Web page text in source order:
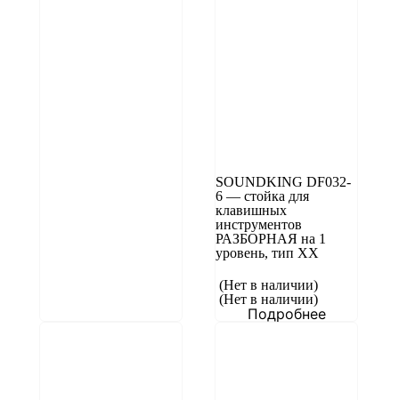
SOUNDKING DF032-
6 — cтойка для
клавишных
инструментов
РАЗБОРНАЯ на 1
уровень, тип XX
(Нет в наличии)
(Нет в наличии)
Подробнее